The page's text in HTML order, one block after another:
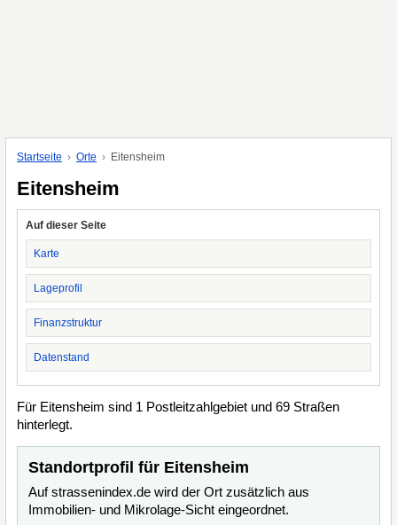
Startseite Orte Eitensheim
Eitensheim
Auf dieser Seite
Karte
Lageprofil
Finanzstruktur
Datenstand
Für Eitensheim sind 1 Postleitzahlgebiet und 69 Straßen
hinterlegt.
Standortprofil für Eitensheim
Auf strassenindex.de wird der Ort zusätzlich aus
Immobilien- und Mikrolage-Sicht eingeordnet.